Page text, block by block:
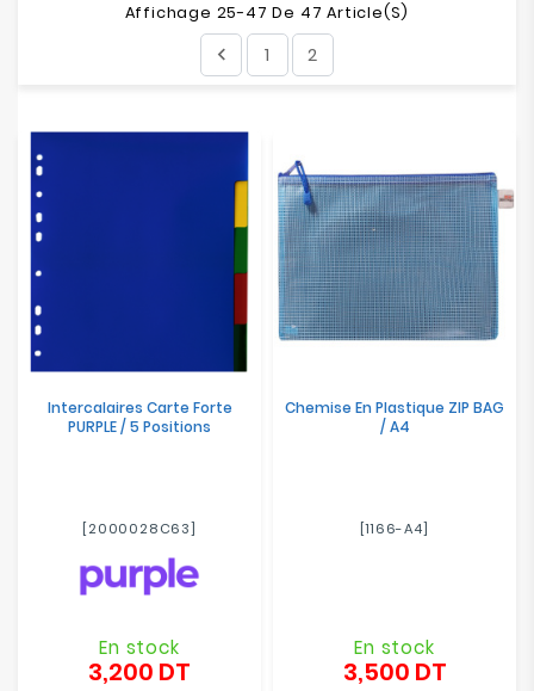
Bureautique
&
Sécurité
Mobilités
Loisirs
Affichage 25-47 De 47 Article(s)
 1 2
Intercalaires Carte Forte
PURPLE / 5 Positions
[2000028C63]
En stock
3,200 DT
Chemise En Plastique ZIP BAG
/ A4
[1166-A4]
En stock
3,500 DTPrix